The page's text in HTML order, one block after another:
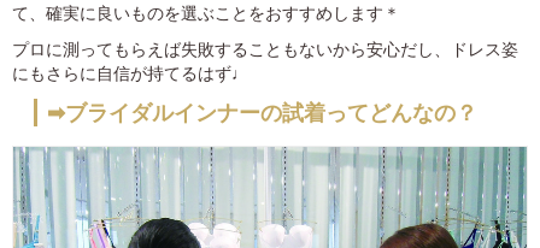
て、確実に良いものを選ぶことをおすすめします＊
プロに測ってもらえば失敗することもないから安心だし、ドレス姿
にもさらに自信が持てるはず♩
➡ブライダルインナーの試着ってどんなの？